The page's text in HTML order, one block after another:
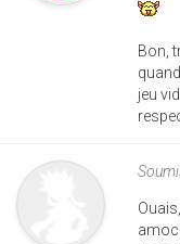
Bon,
jeu